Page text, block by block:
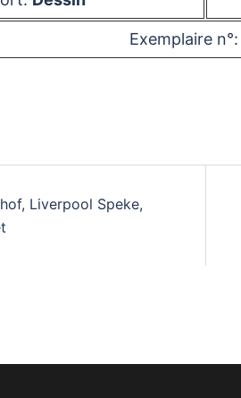
Exemplaire n°:
Liverpool Speke,